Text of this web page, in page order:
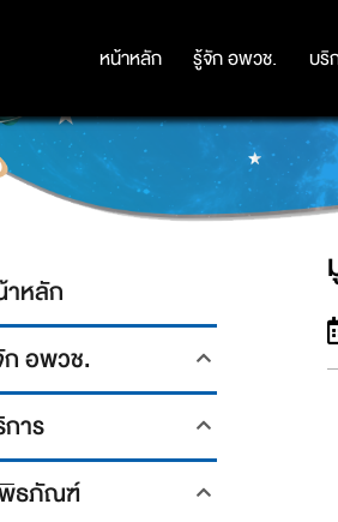
หน้าหลัก รู้จัก อพวช. บริ
หน้าหลัก รู้จัก อพวช. บริ
าหลัก
อพวช.
าร
ธภัณฑ์